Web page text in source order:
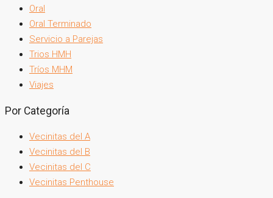
Oral
Oral Terminado
Servicio a Parejas
Trios HMH
Tríos MHM
Viajes
Por Categoría
Vecinitas del A
Vecinitas del B
Vecinitas del C
Vecinitas Penthouse